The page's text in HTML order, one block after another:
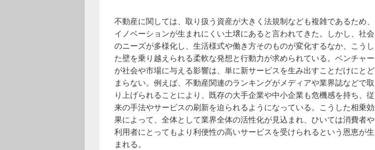
不動産に関しては、取り扱う資産が大きく法規制なども複雑であるため、
イノベーションが生まれにくい土壌にあると言われてきた。しかし、社会
のニーズが多様化し、生活様式や働き方そのものが変化するなか、こうし
た壁を乗り越えられる柔軟な発想と行動力が求められている。ベンチャー
が社会や市場に与える影響は、単に新サービスを生み出すことだけにとど
まらない。例えば、不動産関連のランキングがメディアや業界誌などで取
り上げられることにより、既存の大手企業や中小企業も危機感を持ち、従
来の手法やサービスの刷新を迫られるようになっている。こうした相乗効
果によって、全体として業界全体の活性化が見込まれ、ひいては消費者や
利用者にとってもより利便性の高いサービスを受けられるという恩恵が生
まれる。